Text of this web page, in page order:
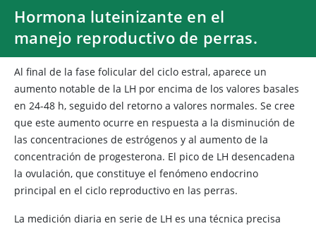
Hormona luteinizante en el
manejo reproductivo de perras.
Al final de la fase folicular del ciclo estral, aparece un
aumento notable de la LH por encima de los valores basales
en 24-48 h, seguido del retorno a valores normales. Se cree
que este aumento ocurre en respuesta a la disminución de
las concentraciones de estrógenos y al aumento de la
concentración de progesterona. El pico de LH desencadena
la ovulación, que constituye el fenómeno endocrino
principal en el ciclo reproductivo en las perras.
La medición diaria en serie de LH es una técnica precisa